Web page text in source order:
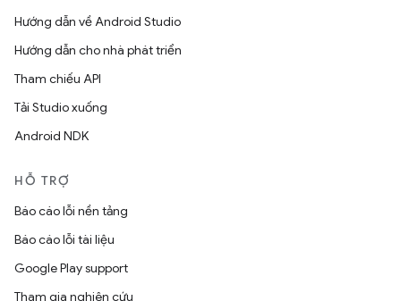
Hướng dẫn về Android Studio
Hướng dẫn cho nhà phát triển
Tham chiếu API
Tải Studio xuống
Android NDK
HỖ TRỢ
Báo cáo lỗi nền tảng
Báo cáo lỗi tài liệu
Google Play support
Tham gia nghiên cứu